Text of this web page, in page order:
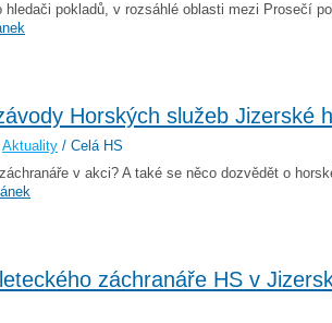
pokladů, v rozsáhlé oblasti mezi Prosečí
Horských služeb Jizerské
Aktuality / Celá HS
v akci? A také se něco dozvědět o
záchranáře HS v